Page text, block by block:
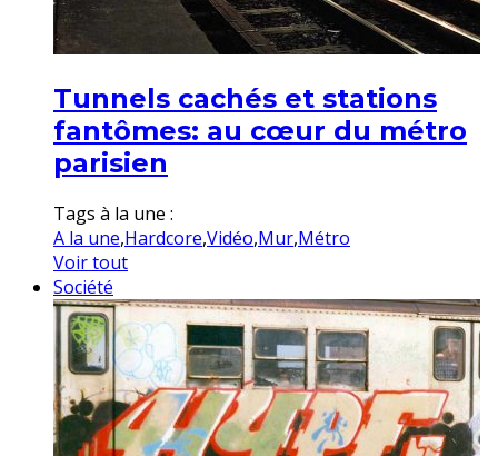
Tunnels cachés et stations
fantômes: au cœur du métro
parisien
Tags à la une :
A la une,Hardcore,Vidéo,Mur,Métro
Voir tout
Société